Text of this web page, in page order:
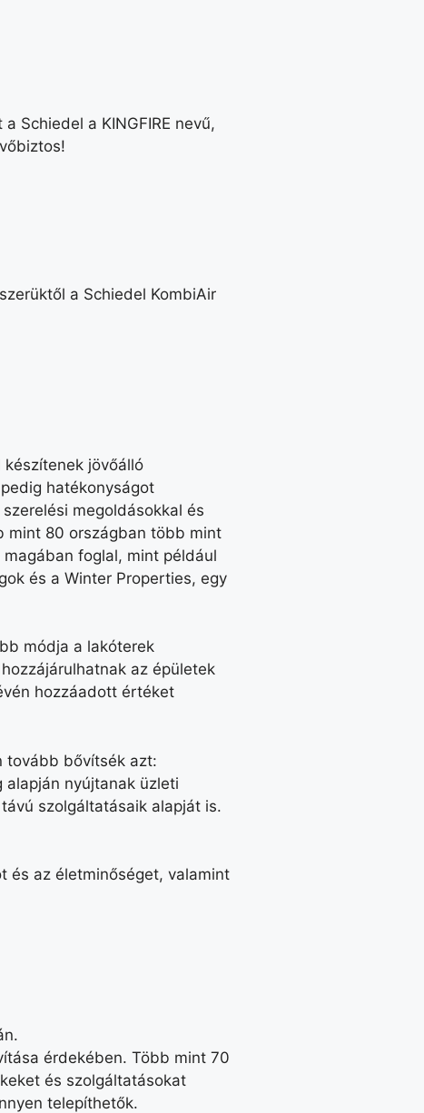
Schiedel a KINGFIRE nevű,
a Schiedel KombiAir
jövőálló
hatékonyságot
megoldásokkal és
mint 80 országban több mint
foglal, mint például
és a Winter Properties, egy
módja a lakóterek
az épületek
hozzáadott értéket
tovább bővítsék azt:
nyújtanak üzleti
szolgáltatásaik alapját is.
és az életminőséget, valamint
érdekében. Több mint 70
és szolgáltatásokat
telepíthetők.